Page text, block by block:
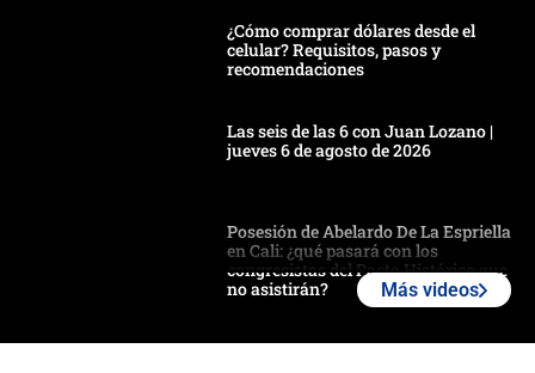
¿Cómo comprar dólares desde el
celular? Requisitos, pasos y
recomendaciones
Las seis de las 6 con Juan Lozano |
jueves 6 de agosto de 2026
Posesión de Abelardo De La Espriella
en Cali: ¿qué pasará con los
congresistas del Pacto Histórico que
no asistirán?
Más videos